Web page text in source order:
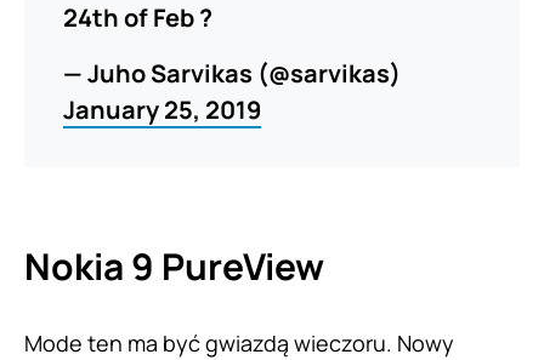
24th of Feb ?
— Juho Sarvikas (@sarvikas)
January 25, 2019
Nokia9 PureView
Mode ten ma być gwiazdą wieczoru. Nowy